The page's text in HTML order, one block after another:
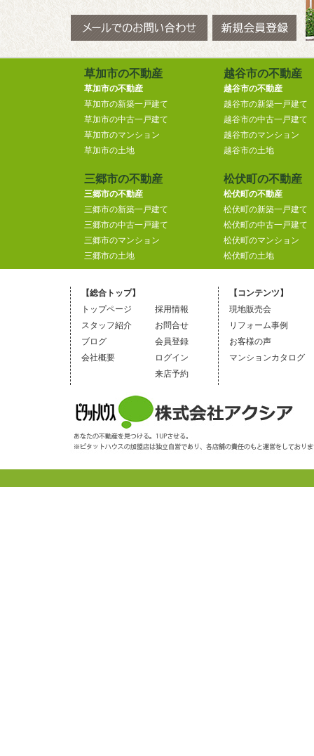
草加市の不動産
草加市の不動産
草加市の新築一戸建て
草加市の中古一戸建て
草加市のマンション
草加市の土地
越谷市の不動産
越谷市の不動産
越谷市の新築一戸建て
越谷市の中古一戸建て
越谷市のマンション
越谷市の土地
三郷市の不動産
三郷市の不動産
三郷市の新築一戸建て
三郷市の中古一戸建て
三郷市のマンション
三郷市の土地
松伏町の不動産
松伏町の不動産
松伏町の新築一戸建て
松伏町の中古一戸建て
松伏町のマンション
松伏町の土地
【総合トップ】
トップページ
スタッフ紹介
ブログ
会社概要
採用情報
お問合せ
会員登録
ログイン
来店予約
【コンテンツ】
現地販売会
リフォーム事例
お客様の声
マンションカタログ